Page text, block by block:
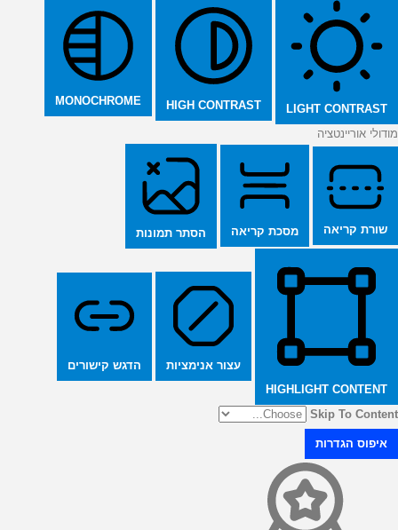
LIGHT CONTRAST
HIGH CONTRAST
MONOCHROME
מודולי אוריינטציה
שורת קריאה מסכת קריאה הסתר תמונות
HIGHLIGHT CONTENT
עצור אנימציות הדגש קישורים
Skip To Content
איפוס הגדרות